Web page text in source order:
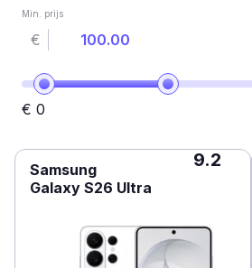
Min. prijs
€
€ 0
Samsung
Galaxy S26 Ultra
9.2